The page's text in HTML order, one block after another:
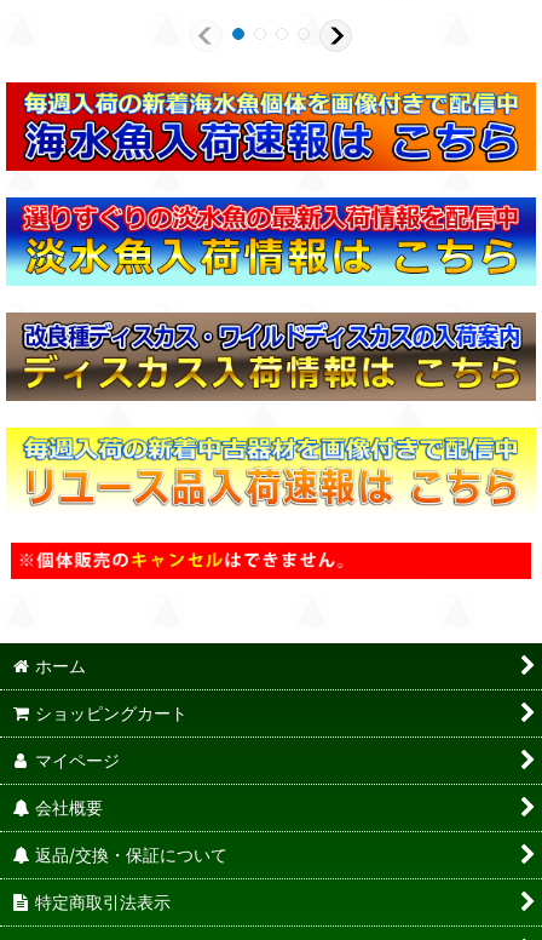
ホーム
ショッピングカート
マイページ
会社概要
返品/交換・保証について
特定商取引法表示